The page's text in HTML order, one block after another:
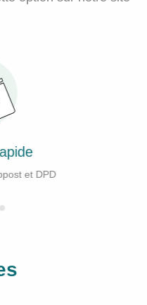
garantie en termes de